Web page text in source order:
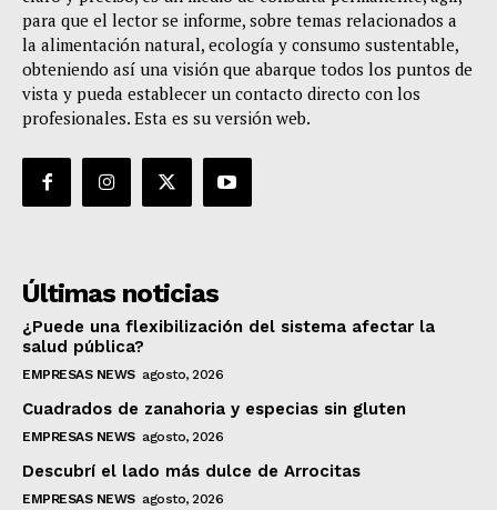
para que el lector se informe, sobre temas relacionados a
la alimentación natural, ecología y consumo sustentable,
obteniendo así una visión que abarque todos los puntos de
vista y pueda establecer un contacto directo con los
profesionales. Esta es su versión web.
Últimas noticias
¿Puede una flexibilización del sistema afectar la
salud pública?
EMPRESAS NEWS agosto, 2026
Cuadrados de zanahoria y especias sin gluten
EMPRESAS NEWS agosto, 2026
Descubrí el lado más dulce de Arrocitas
EMPRESAS NEWS agosto, 2026